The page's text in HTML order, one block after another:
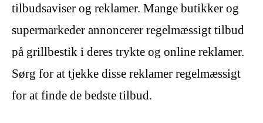
tilbudsaviser og reklamer. Mange butikker og
supermarkeder annoncerer regelmæssigt tilbud
på grillbestik i deres trykte og online reklamer.
Sørg for at tjekke disse reklamer regelmæssigt
for at finde de bedste tilbud.